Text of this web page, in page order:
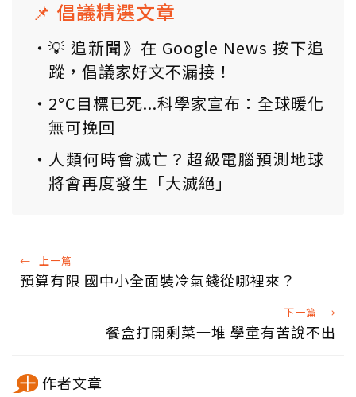
📌 倡議精選文章
💡 追新聞》在 Google News 按下追
蹤，倡議家好文不漏接！
2°C目標已死...科學家宣布：全球暖化
無可挽回
人類何時會滅亡？超級電腦預測地球
將會再度發生「大滅絕」
← 上一篇
預算有限 國中小全面裝冷氣錢從哪裡來？
下一篇 →
餐盒打開剩菜一堆 學童有苦說不出
作者文章